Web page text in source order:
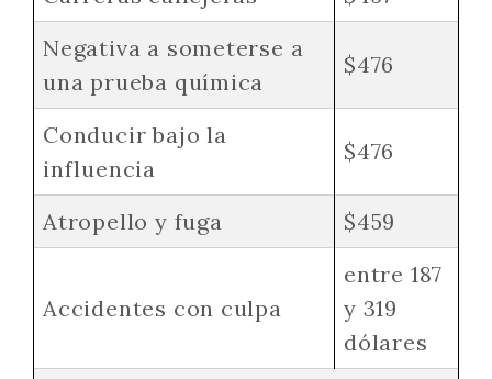
Negativa a someterse a
una prueba química
$476
Conducir bajo la
influencia
$476
Atropello y fuga $459
Accidentes con culpa
entre 187
y 319
dólares